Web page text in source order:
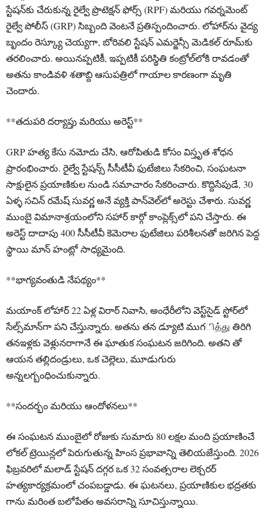
స్టేషన్‌కు చేరుకున్న రైల్వే ప్రొటెక్షన్ ఫోర్స్ (RPF) మరియు గవర్నమెంట్
రైల్వే పోలీస్ (GRP) సిబ్బంది వెంటనే ప్రతిస్పందించారు. లోహార్‌ను వైద్య
బృందం రెస్క్యూ చెయ్యగా, బోరివలి స్టేషన్ ఎమర్జెన్సీ మెడికల్ రూమ్‌కు
తరలించారు. అయినప్పటికీ, ఇప్పటికీ పరిస్థితి కంట్రోల్‌లోకి రావడంతో
అతను కాండివళి శతాబ్ది ఆసుపత్రిలో గాయాల కారణంగా మృతి
చెందారు.
**తదుపరి దర్యాప్తు మరియు అరెస్ట్**
GRP హత్య కేసు నమోదు చేసి, ఆరోపితుడి కోసం విస్తృత శోధన
ప్రారంభించారు. రైల్వే స్టేషన్స్ సీసీటీవీ ఫుటేజిలు సేకరించి, సంఘటనా
సాక్షులైన ప్రయాణికుల నుండి సమాచారం సేకరించారు. కొద్దిసేపుడే, 30
ఏళ్ళ సచిన్ రమేష్ సువర్ణ అనే వ్యక్తి పాన్‌వెల్‌లో అరెస్టు చేశారు. సువర్ణ
ముంబై విమానాశ్రయంలోని సహార్ కార్గో కాంప్లెక్స్‌లో పని చేస్తారు. ఈ
అరెస్ట్ దాదాపు 400 సీసీటీవీ కెమెరాల ఫుటేజిలు పరిశీలనతో జరిగిన పెద్ద
స్థాయి మాన్ హంట్లో సాధ్యమైంది.
**భాగ్యవంతుడి నేపథ్యం**
మయాంక్ లోహార్ 22 ఏళ్ల విరార్ నివాసి, అంధేరీలోని వెస్ట్‌సైడ్ స్టోర్‌లో
సేల్స్‌మాన్‌గా పని చేస్తున్నారు. అతను తన డ్యూటి ముగித்து తిరిగి
తనఇళ్లకు వెళ్లునరాగానే ఈ ఘాతుక సంఘటన జరిగింది. అతని తో
ఆయన తల్లిదండ్రులు, ఒక చెల్లెలు, మూడుగురు
అన్నలగ్బంధించుకున్నారు.
**సందర్భం మరియు ఆందోళనలు**
ఈ సంఘటన ముంబైలో రోజుకు సుమారు 80 లక్షల మంది ప్రయాణించే
లోకల్ ట్రెయిన్లలో పెరుగుతున్న హింస ప్రభావాన్ని తెలియజేస్తుంది. 2026
ఫిబ్రవరిలో మలాడ్ స్టేషన్ దగ్గర ఒక 32 సంవత్సరాల లెక్చరర్
హత్యకార్యక్రమంలో చంపబడ్డాడు. ఈ ఘటనలు, ప్రయాణికుల భద్రతకు
గాను మరింత బలోపేతం అవసరాన్ని సూచిస్తున్నాయి.